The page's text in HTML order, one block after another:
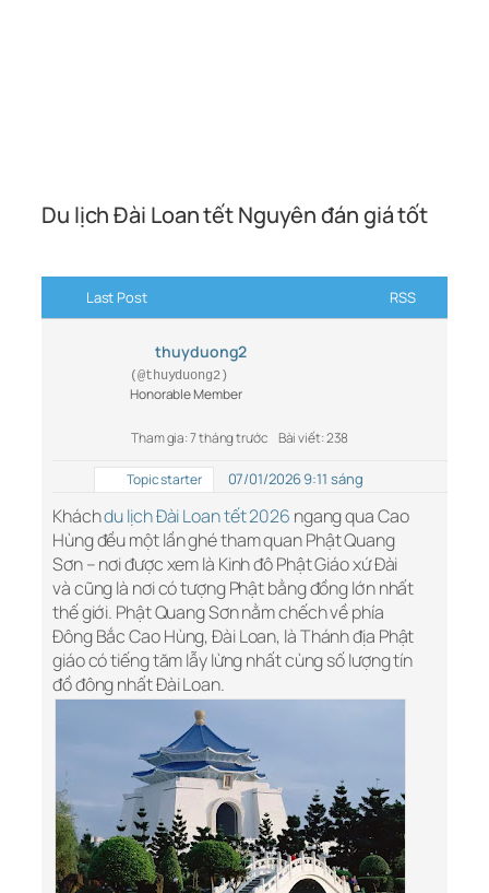
Du lịch Đài Loan tết Nguyên đán giá tốt
Last Post RSS
thuyduong2
(@thuyduong2)
Honorable Member
Tham gia: 7 tháng trước Bài viết: 238
Topic starter 07/01/2026 9:11 sáng
Kháchdu lịch Đài Loan tết 2026 ngang qua Cao
Hùng đều một lần ghé tham quan Phật Quang
Sơn – nơi được xem là Kinh đô Phật Giáo xứ Đài
và cũng là nơi có tượng Phật bằng đồng lớn nhất
thế giới. Phật Quang Sơn nằm chếch về phía
Đông Bắc Cao Hùng, Đài Loan, là Thánh địa Phật
giáo có tiếng tăm lẫy lừng nhất cùng số lượng tín
đồ đông nhất Đài Loan.